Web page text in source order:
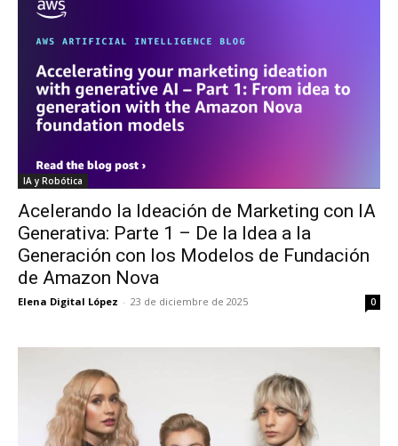
IA y Robótica
Acelerando la Ideación de Marketing con IA
Generativa: Parte 1 – De la Idea a la
Generación con los Modelos de Fundación
de Amazon Nova
Elena Digital López - 23 de diciembre de 2025 0